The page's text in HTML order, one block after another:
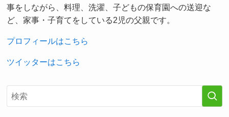
事をしながら、料理、洗濯、子どもの保育園への送迎な
ど、家事・子育てをしている2児の父親です。
プロフィールはこちら
ツイッターはこちら